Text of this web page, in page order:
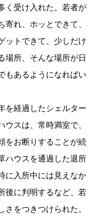
く受け入れた。若者が
寄れ、ホッとできて、
ットできて、少しだけ
場所、そんな場所が日
もあるようになればい
を経過したシェルター
ウスは、常時満室で、
をお断りすることが続
ハウスを通過した退所
に入所中には見えなか
後に判明するなど、若
さをつきつけられた。